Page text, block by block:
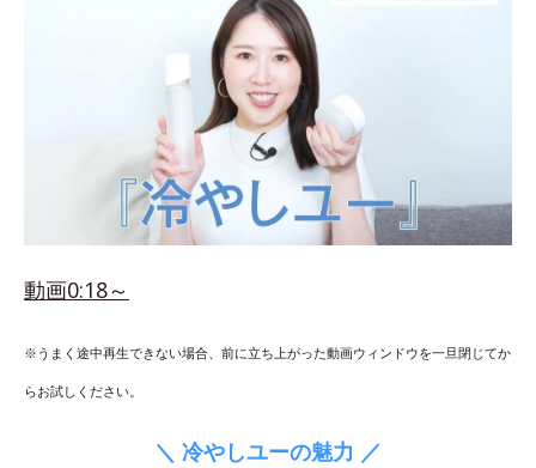
動画0:18～
※うまく途中再生できない場合、前に立ち上がった動画ウィンドウを一旦閉じてか
らお試しください。
＼ 冷やしユーの魅力 ／